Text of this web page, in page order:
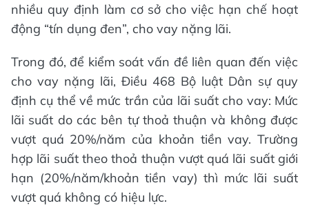
nhiều quy định làm cơ sở cho việc hạn chế hoạt
động “tín dụng đen”, cho vay nặng lãi.
Trong đó, để kiểm soát vấn đề liên quan đến việc
cho vay nặng lãi, Điều 468 Bộ luật Dân sự quy
định cụ thể về mức trần của lãi suất cho vay: Mức
lãi suất do các bên tự thoả thuận và không được
vượt quá 20%/năm của khoản tiền vay. Trường
hợp lãi suất theo thoả thuận vượt quá lãi suất giới
hạn (20%/năm/khoản tiền vay) thì mức lãi suất
vượt quá không có hiệu lực.